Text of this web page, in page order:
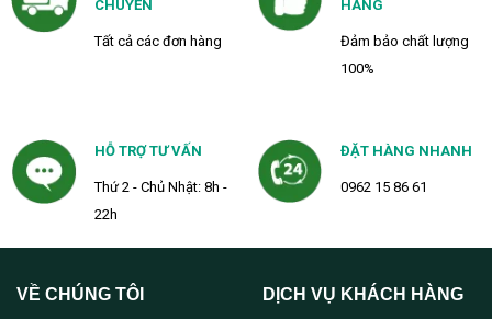
CHUYỂN
Tất cả các đơn hàng
HÃNG
Đảm bảo chất lượng
100%
HỖ TRỢ TƯ VẤN
Thứ 2 - Chủ Nhật: 8h -
22h
ĐẶT HÀNG NHANH
0962 15 86 61
VỀ CHÚNG TÔI DỊCH VỤ KHÁCH HÀNG